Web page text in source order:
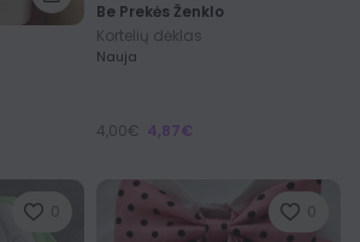
Be Prekės Ženklo
Kortelių dėklas
Nauja
4,00€ 4,87€
0 0